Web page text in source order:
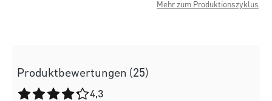
Mehr zum Produktionszyklus
Produktbewertungen (25)
Durchschnittliche Bewertung von 4.3 von 5 Sternen
4,3